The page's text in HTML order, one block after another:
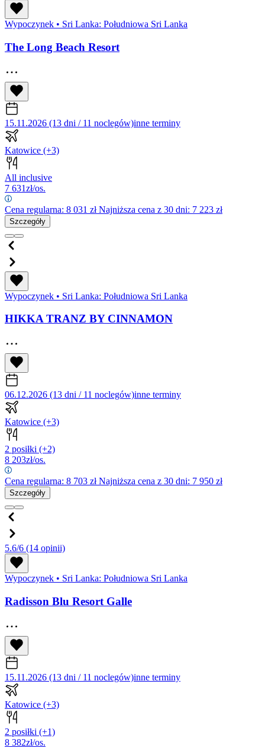
Wypoczynek • Sri Lanka: Południowa Sri Lanka
The Long Beach Resort
15.11.2026 (13 dni / 11 noclegów)inne terminy
Katowice (+3)
All inclusive
7 631zł/os.
Cena regularna: 8 031 złNajniższa cena z 30 dni: 7 223 zł
Szczegóły
Wypoczynek • Sri Lanka: Południowa Sri Lanka
HIKKA TRANZ BY CINNAMON
06.12.2026 (13 dni / 11 noclegów)inne terminy
Katowice (+3)
2 posiłki (+2)
8 203zł/os.
Cena regularna: 8 703 złNajniższa cena z 30 dni: 7 950 zł
Szczegóły
5.6/6 (14 opinii)
Wypoczynek • Sri Lanka: Południowa Sri Lanka
Radisson Blu Resort Galle
15.11.2026 (13 dni / 11 noclegów)inne terminy
Katowice (+3)
2 posiłki (+1)
8 382zł/os.